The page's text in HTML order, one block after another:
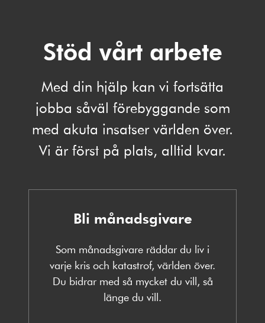
Stöd vårt arbete
Med din hjälp kan vi fortsätta
jobba såväl förebyggande som
med akuta insatser världen över.
Vi är först på plats, alltid kvar.
Bli månadsgivare
Som månadsgivare räddar du liv i
varje kris och katastrof, världen över.
Du bidrar med så mycket du vill, så
länge du vill.